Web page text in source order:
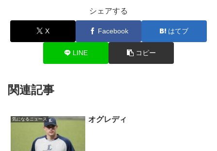
シェアする
X Facebook はてブ
LINE コピー
関連記事
気になるニュース オグレディ